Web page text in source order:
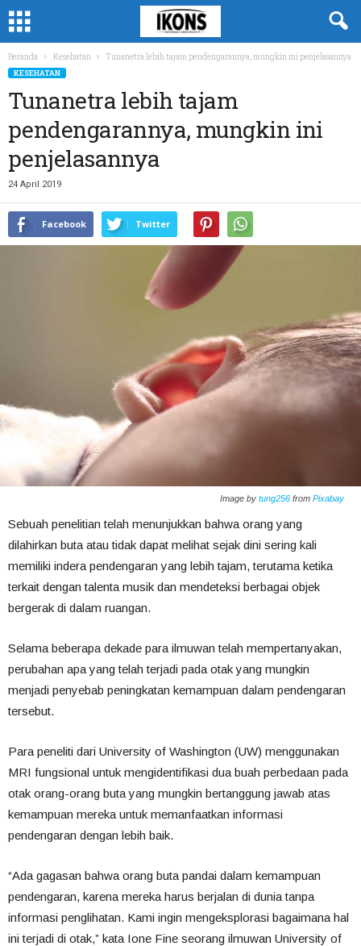
Beranda Kesehatan Tunanetra lebih tajam pendengarannya, mungkin ini penjelasannya
KESEHATAN
Tunanetra lebih tajam
pendengarannya, mungkin ini
penjelasannya
24 April 2019
Facebook Twitter
Image by tung256 from Pixabay
Sebuah penelitian telah menunjukkan bahwa orang yang
dilahirkan buta atau tidak dapat melihat sejak dini sering kali
memiliki indera pendengaran yang lebih tajam, terutama ketika
terkait dengan talenta musik dan mendeteksi berbagai objek
bergerak di dalam ruangan.
Selama beberapa dekade para ilmuwan telah mempertanyakan,
perubahan apa yang telah terjadi pada otak yang mungkin
menjadi penyebab peningkatan kemampuan dalam pendengaran
tersebut.
Para peneliti dari University of Washington (UW) menggunakan
MRI fungsional untuk mengidentifikasi dua buah perbedaan pada
otak orang-orang buta yang mungkin bertanggung jawab atas
kemampuan mereka untuk memanfaatkan informasi
pendengaran dengan lebih baik.
“Ada gagasan bahwa orang buta pandai dalam kemampuan
pendengaran, karena mereka harus berjalan di dunia tanpa
informasi penglihatan. Kami ingin mengeksplorasi bagaimana hal
ini terjadi di otak,” kata Ione Fine seorang ilmuwan University of